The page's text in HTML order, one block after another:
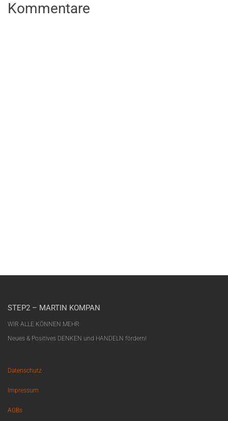
Kommentare
STEP2 – MARTIN KOMPAN
WIR ALLE KÖNNEN MEHR
Neues & Positives DENKEN und HANDELN fördern!
Datenschutz
Impressum
AGBs